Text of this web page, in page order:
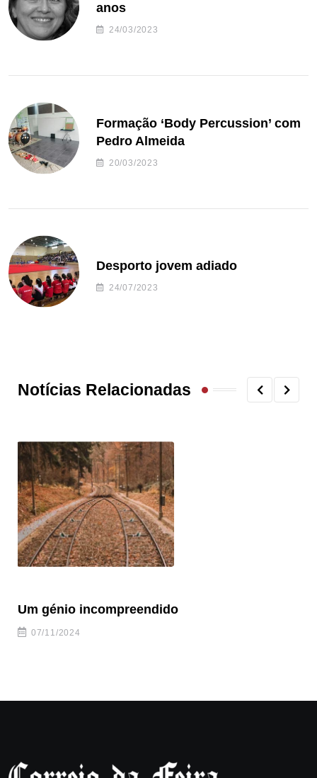
anos
24/03/2023
Formação ‘Body Percussion’ com
Pedro Almeida
20/03/2023
Desporto jovem adiado
24/07/2023
Notícias Relacionadas
Um génio incompreendido
07/11/2024